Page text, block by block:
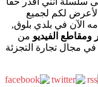
لأعرض لكم لجميع
الآن في بلدي بلوق,
ومقاطع الفيديو من
في مجال تجارة التجزئة